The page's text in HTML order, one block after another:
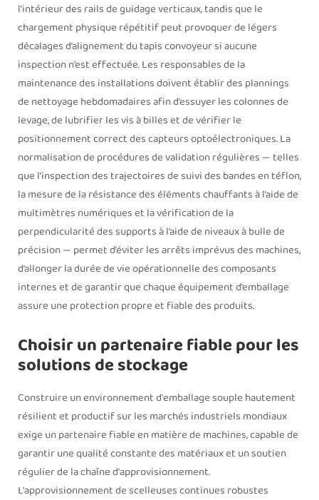
l’intérieur des rails de guidage verticaux, tandis que le
chargement physique répétitif peut provoquer de légers
décalages d’alignement du tapis convoyeur si aucune
inspection n’est effectuée. Les responsables de la
maintenance des installations doivent établir des plannings
de nettoyage hebdomadaires afin d’essuyer les colonnes de
levage, de lubrifier les vis à billes et de vérifier le
positionnement correct des capteurs optoélectroniques. La
normalisation de procédures de validation régulières — telles
que l’inspection des trajectoires de suivi des bandes en téflon,
la mesure de la résistance des éléments chauffants à l’aide de
multimètres numériques et la vérification de la
perpendicularité des supports à l’aide de niveaux à bulle de
précision — permet d’éviter les arrêts imprévus des machines,
d’allonger la durée de vie opérationnelle des composants
internes et de garantir que chaque équipement d’emballage
assure une protection propre et fiable des produits.
Choisir un partenaire fiable pour les
solutions de stockage
Construire un environnement d'emballage souple hautement
résilient et productif sur les marchés industriels mondiaux
exige un partenaire fiable en matière de machines, capable de
garantir une qualité constante des matériaux et un soutien
régulier de la chaîne d'approvisionnement.
L'approvisionnement de scelleuses continues robustes